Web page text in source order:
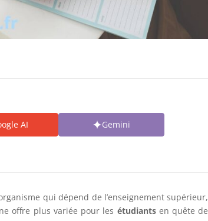
AI Gemini
qui dépend de l’enseignement supérieur,
offre plus variée pour les étudiantsen quête de